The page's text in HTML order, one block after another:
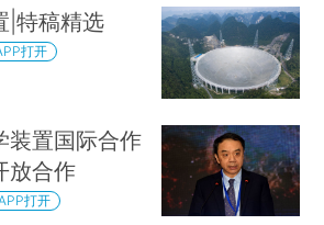
|特稿精选
打开
装置国际合作
放合作
打开